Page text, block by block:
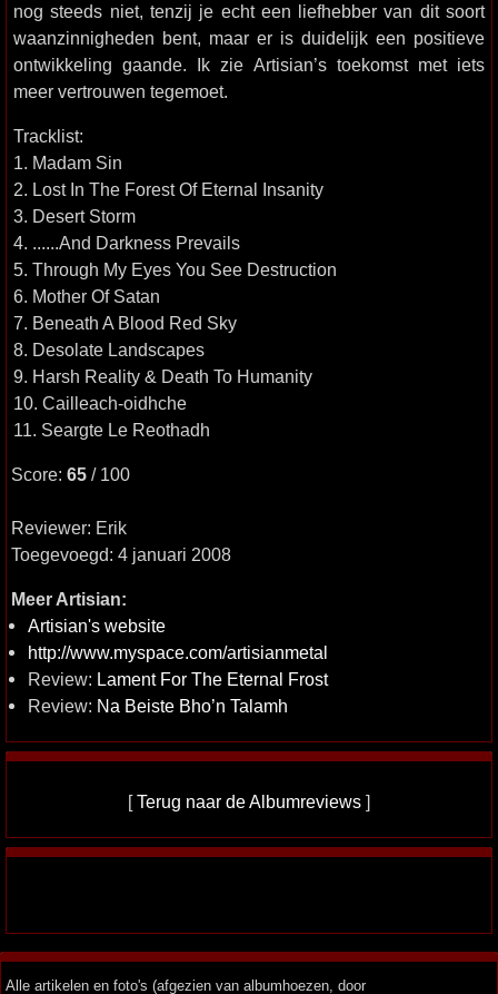
nog steeds niet, tenzij je echt een liefhebber van dit soort
waanzinnigheden bent, maar er is duidelijk een positieve
ontwikkeling gaande. Ik zie Artisian’s toekomst met iets
meer vertrouwen tegemoet.
Tracklist:
1. Madam Sin
2. Lost In The Forest Of Eternal Insanity
3. Desert Storm
4. ......And Darkness Prevails
5. Through My Eyes You See Destruction
6. Mother Of Satan
7. Beneath A Blood Red Sky
8. Desolate Landscapes
9. Harsh Reality & Death To Humanity
10. Cailleach-oidhche
11. Seargte Le Reothadh
Score: 65 / 100
Reviewer: Erik
Toegevoegd: 4 januari 2008
Meer Artisian:
Artisian's website
http://www.myspace.com/artisianmetal
Review: Lament For The Eternal Frost
Review: Na Beiste Bho’n Talamh
[Terug naar de Albumreviews ]
Alle artikelen en foto's (afgezien van albumhoezen, door